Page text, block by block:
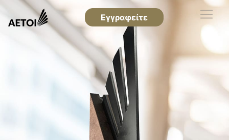
Εγγραφείτε